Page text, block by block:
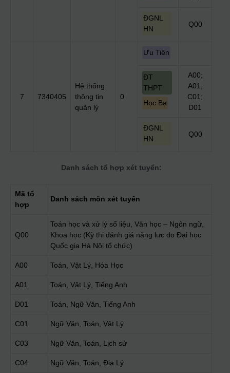
ĐGNL
HN
Q00
7 7340405
Hệ thống
thông tin
quản lý
0
Ưu Tiên
ĐT
THPT
Học Bạ
A00;
A01;
C01;
D01
ĐGNL
HN
Q00
Danh sách tổ hợp xét tuyển:
Mã tổ
hợp
Danh sách môn xét tuyển
Q00
Toán học và xử lý số liệu, Văn học – Ngôn ngữ,
Khoa học (Kỳ thi đánh giá năng lực do Đại học
Quốc gia Hà Nội tổ chức)
A00 Toán, Vật Lý, Hóa Học
A01 Toán, Vật Lý, Tiếng Anh
D01 Toán, Ngữ Văn, Tiếng Anh
C01 Ngữ Văn, Toán, Vật Lý
C03 Ngữ Văn, Toán, Lịch sử
C04 Ngữ Văn, Toán, Địa Lý